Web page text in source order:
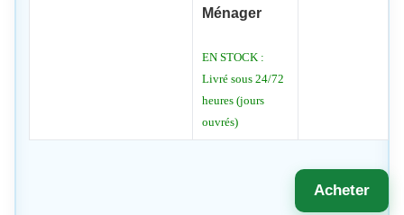
Ménager
EN STOCK :
Livré sous 24/72
heures (jours
ouvrés)
Acheter